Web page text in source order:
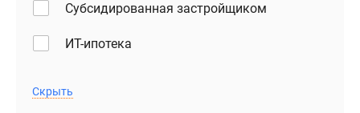
Субсидированная застройщиком
ИТ-ипотека
Скрыть